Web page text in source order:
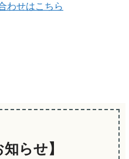
わせはこちら
知らせ】